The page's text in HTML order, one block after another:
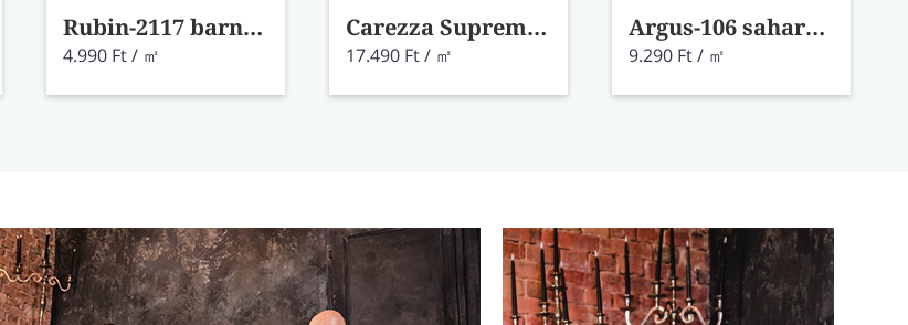
Rubin-2117 barna padlószőnyeg 400 cm-es
4.990 Ft / ㎡
Carezza Supreme 150-barna padlószőnyeg 400 cm-es
17.490 Ft / ㎡
Argus-106 sahara irodai padlószőnyeg 400 cm-es
9.290 Ft / ㎡